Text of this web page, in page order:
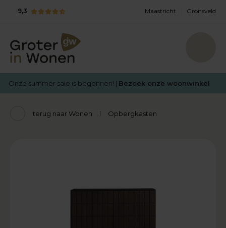
9,3 Maastricht Gronsveld
Onze summer sale is begonnen! | Bezoek onze woonwinkel
terug naar Wonen Opbergkasten